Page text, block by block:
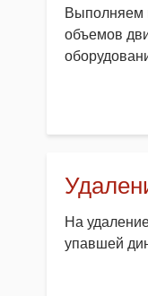
Выполняем
объемов
На
упавшей